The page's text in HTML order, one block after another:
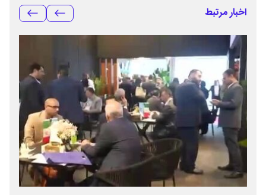
اخبار مرتبط